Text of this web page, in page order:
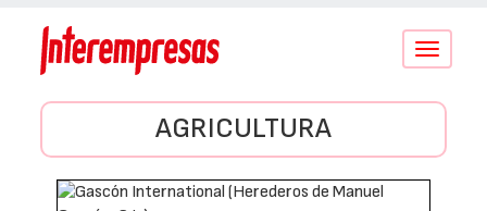
Conmutar
AGRICULTURA